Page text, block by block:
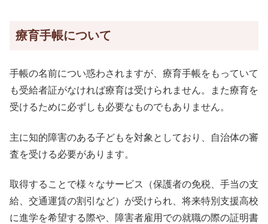
療育手帳について
手帳の名前につい惑わされますが、療育手帳をもっていて
も受給者証がなければ療育は受けられません。また療育を
受けるために必ずしも必要なものでもありません。
主に知的障害のある子どもを対象としており、自治体の審
査を受ける必要があります。
取得することで様々なサービス（保護者の免税、手当の支
給、交通運賃の割引など）が受けられ、将来特別支援高校
に進学を希望する際や、障害者雇用での就職の際の証明書